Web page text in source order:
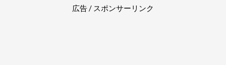
広告 / スポンサーリンク